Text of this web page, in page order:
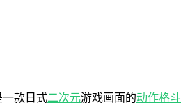
一款日式二次元游戏画面的动作格斗